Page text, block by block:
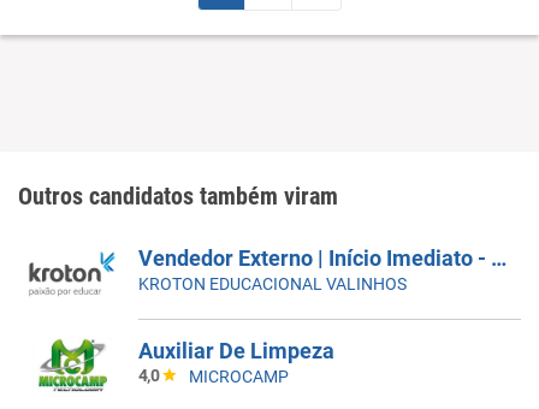
Outros candidatos também viram
Vendedor Externo | Início Imediato - SUMARÉ
KROTON EDUCACIONAL VALINHOS
Auxiliar De Limpeza
4,0 MICROCAMP